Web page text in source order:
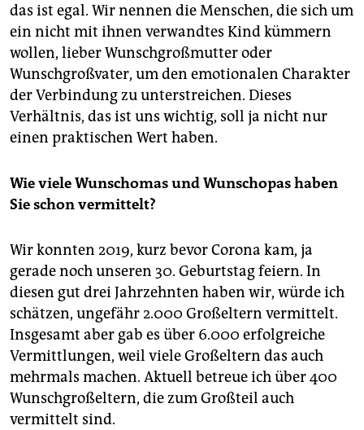
das ist egal. Wir nennen die Menschen, die sich um
ein nicht mit ihnen verwandtes Kind kümmern
wollen, lieber Wunschgroßmutter oder
Wunschgroßvater, um den emotionalen Charakter
der Verbindung zu unterstreichen. Dieses
Verhältnis, das ist uns wichtig, soll ja nicht nur
einen praktischen Wert haben.
Wie viele Wunschomas und Wunsch­opas haben
Sie schon vermittelt?
Wir konnten 2019, kurz bevor Corona kam, ja
gerade noch unseren 30. Geburtstag feiern. In
diesen gut drei Jahrzehnten haben wir, würde ich
schätzen, ungefähr 2.000 Großeltern vermittelt.
Insgesamt aber gab es über 6.000 erfolgreiche
Vermittlungen, weil viele Großeltern das auch
mehrmals machen. Aktuell betreue ich über 400
Wunschgroßeltern, die zum Großteil auch
vermittelt sind.